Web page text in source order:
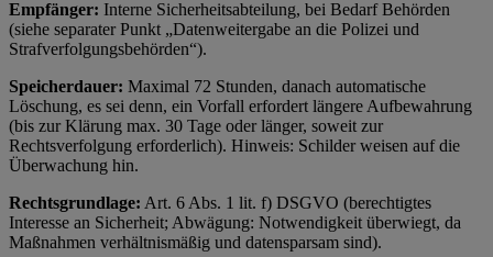
Empfänger: Interne Sicherheitsabteilung, bei Bedarf Behörden
(siehe separater Punkt „Datenweitergabe an die Polizei und
Strafverfolgungsbehörden“).
Speicherdauer: Maximal 72 Stunden, danach automatische
Löschung, es sei denn, ein Vorfall erfordert längere Aufbewahrung
(bis zur Klärung max. 30 Tage oder länger, soweit zur
Rechtsverfolgung erforderlich). Hinweis: Schilder weisen auf die
Überwachung hin.
Rechtsgrundlage: Art. 6 Abs. 1 lit. f) DSGVO (berechtigtes
Interesse an Sicherheit; Abwägung: Notwendigkeit überwiegt, da
Maßnahmen verhältnismäßig und datensparsam sind).